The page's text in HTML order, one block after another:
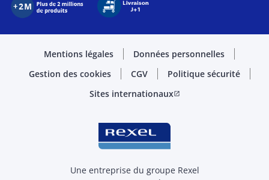
Mentions légales
Données personnelles
Gestion des cookies
CGV
Politique sécurité
Sites internationauxopen_in_new
Une entreprise du groupe Rexel